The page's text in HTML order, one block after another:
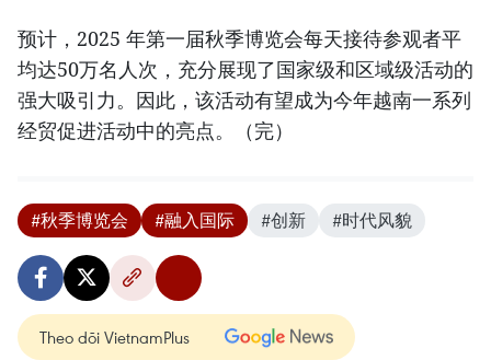
预计，2025 年第一届秋季博览会每天接待参观者平
均达50万名人次，充分展现了国家级和区域级活动的
强大吸引力。因此，该活动有望成为今年越南一系列
经贸促进活动中的亮点。（完）
#秋季博览会 #融入国际 #创新 #时代风貌
Theo dõi VietnamPlus